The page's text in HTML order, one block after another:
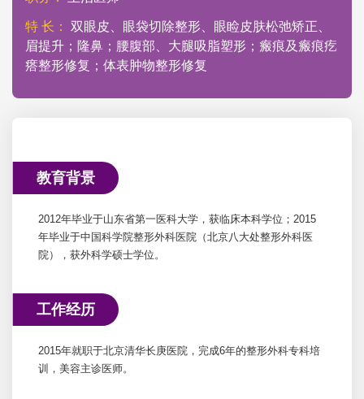
特 长： 双眼皮、眼袋切除整形、眼睑皮肤松弛矫正、
眉提升；隆鼻；腰腹部、大腿吸脂塑形；瘢痕及瘢痕疙
瘩整形修复；体表肿物整形修复
教育背景
2012年毕业于山东省第一医科大学，获临床本科学位；2015
年毕业于中国科学院整形外科医院（北京八大处整形外科医
院），获外科学硕士学位。
工作经历
2015年就职于北京清华长庚医院，完成6年的整形外科专科培
训，美容主诊医师。